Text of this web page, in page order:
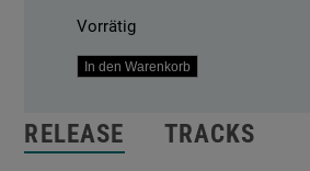
Vorrätig
My
Menge
In den Warenkorb
RELEASE TRACKS